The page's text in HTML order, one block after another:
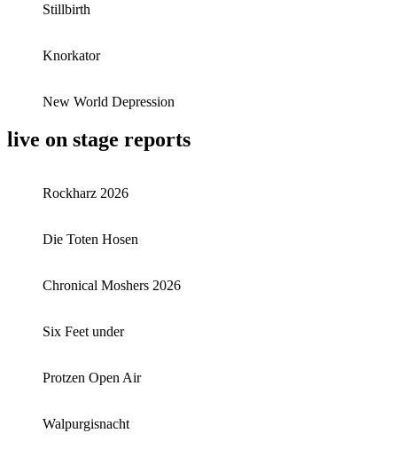
Stillbirth
Knorkator
New World Depression
live on stage reports
Rockharz 2026
Die Toten Hosen
Chronical Moshers 2026
Six Feet under
Protzen Open Air
Walpurgisnacht